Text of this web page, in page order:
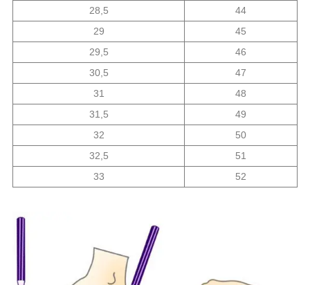
28,5
44
29
45
29,5
46
30,5
47
31
48
31,5
49
32
50
32,5
51
33
52